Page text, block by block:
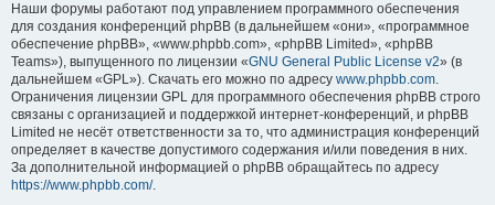
Наши форумы работают под управлением программного обеспечения
для создания конференций phpBB (в дальнейшем «они», «программное
обеспечение phpBB», «www.phpbb.com», «phpBB Limited», «phpBB
Teams»), выпущенного по лицензии «GNU General Public License v2» (в
дальнейшем «GPL»). Скачать его можно по адресу www.phpbb.com.
Ограничения лицензии GPL для программного обеспечения phpBB строго
связаны с организацией и поддержкой интернет-конференций, и phpBB
Limited не несёт ответственности за то, что администрация конференций
определяет в качестве допустимого содержания и/или поведения в них.
За дополнительной информацией о phpBB обращайтесь по адресу
https://www.phpbb.com/.